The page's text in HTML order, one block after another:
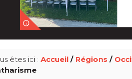
info_outline
êtes ici : Accueil/ Régions /